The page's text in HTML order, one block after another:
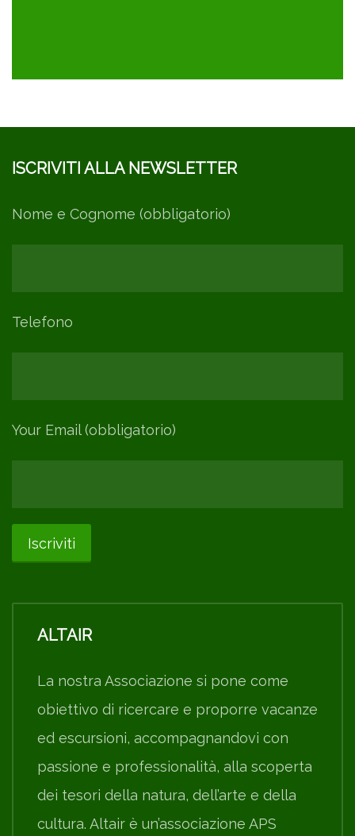
ISCRIVITI ALLA NEWSLETTER
Nome e Cognome (obbligatorio)
Telefono
Your Email (obbligatorio)
ALTAIR
La nostra Associazione si pone come
obiettivo di ricercare e proporre vacanze
ed escursioni, accompagnandovi con
passione e professionalità, alla scoperta
dei tesori della natura, dell’arte e della
cultura. Altair è un’associazione APS